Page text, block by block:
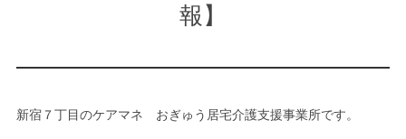
報】
新宿７丁目のケアマネ おぎゅう居宅介護支援事業所です。